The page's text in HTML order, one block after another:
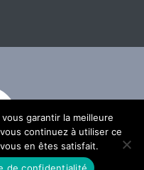
garantir la meilleure
continuez à utiliser ce
en êtes satisfait.
de confidentialité